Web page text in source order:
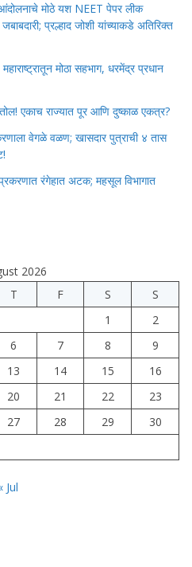
आंदोलनाचे मोठे यश NEET पेपर लीक
प्रल्हाद जोशी यांच्याकडे अतिरिक्त
मोठा सहभाग, धरमेंद्र प्रधान
एकाच राज्यात पूर आणि दुष्काळ एकत्र?
वेगळे वळण; खासदार पुत्राची ४ तास
रंगेहात अटक; महसूल विभागात
2026
T F S
S
1
2
6 7 8
9
13 14 15
16
20 21 22
23
27 28 29
30
Jul